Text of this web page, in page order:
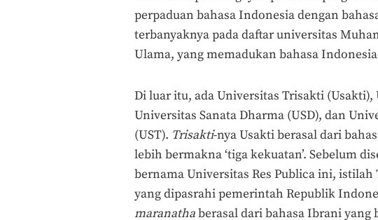
perpaduan bahasa Indonesia dengan
terbanyaknya pada daftar universitas
Ulama, yang memadukan bahasa
Di luar itu, ada Universitas Trisakti
Universitas Sanata Dharma (USD), dan
(UST). Trisakti-nya Usakti berasal dari
lebih bermakna ‘tiga kekuatan’. Sebelum
bernama Universitas Res Publica ini,
yang dipasrahi pemerintah Republik
maranathaberasal dari bahasa Ibrani yang